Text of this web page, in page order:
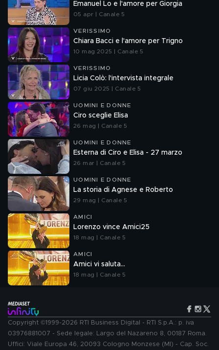
Emanuel Lo e l'amore per Giorgia
05 apr | Canale 5
VERISSIMO
Chiara Bacci e l'amore per Trigno
10 mag 2025 | Canale 5
VERISSIMO
Licia Colò: l'intervista integrale
07 giu 2025 | Canale 5
UOMINI E DONNE
Ciro sceglie Elisa
26 mag | Canale 5
UOMINI E DONNE
Esterna di Ciro e Elisa - 27 marzo
26 mar | Canale 5
UOMINI E DONNE
La storia di Agnese e Roberto
29 mag | Canale 5
AMICI
Lorenzo vince Amici25
18 mag | Canale 5
AMICI
Amici vi saluta...
18 mag | Canale 5
Copyright ©1999-2026 RTI Business Digital - RTI S.p.A.: p. iva
03976881007 - Sede legale: Largo del Nazareno 8, 00187 Roma.
Uffici: Viale Europa 46, 20093 Cologno Monzese (MI) - Cap. Soc.